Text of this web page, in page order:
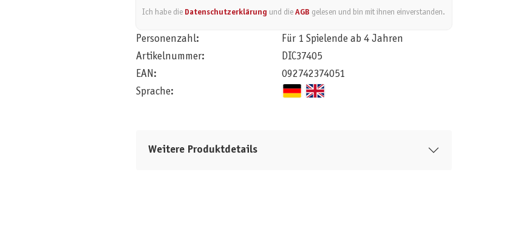
Ich habe die Datenschutzerklärung und dieAGB gelesen und bin mit ihnen einverstanden.
Personenzahl:
Für 1 Spielende ab 4 Jahren
Artikelnummer:
DIC37405
EAN:
092742374051
Sprache:
Weitere Produktdetails